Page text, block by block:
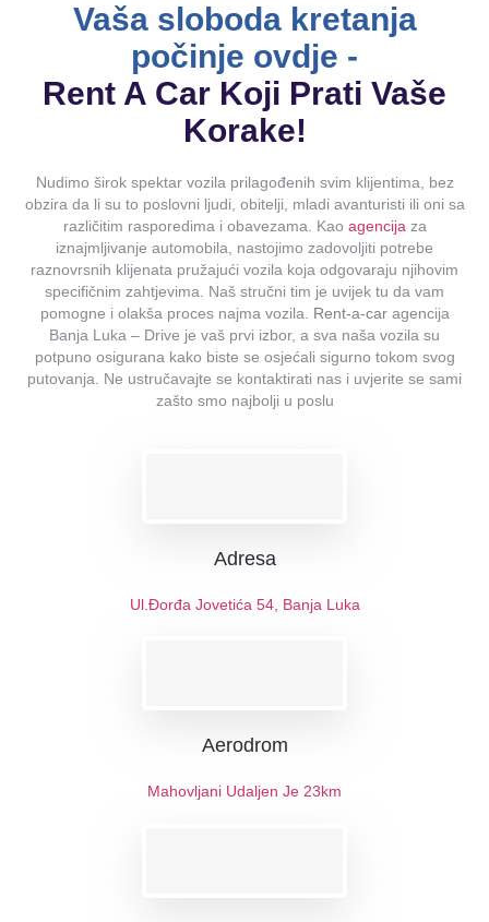
Vaša sloboda kretanja
počinje ovdje -
Rent A Car Koji Prati Vaše
Korake!
Nudimo širok spektar vozila prilagođenih svim klijentima, bez
obzira da li su to poslovni ljudi, obitelji, mladi avanturisti ili oni sa
različitim rasporedima i obavezama. Kao agencijaza
iznajmljivanje automobila, nastojimo zadovoljiti potrebe
raznovrsnih klijenata pružajući vozila koja odgovaraju njihovim
specifičnim zahtjevima. Naš stručni tim je uvijek tu da vam
pomogne i olakša proces najma vozila. Rent-a-caragencija
Banja Luka – Drive je vaš prvi izbor, a sva naša vozila su
potpuno osigurana kako biste se osjećali sigurno tokom svog
putovanja. Ne ustručavajte se kontaktirati nas i uvjerite se sami
zašto smo najbolji u poslu
Adresa
Ul.Đorđa Jovetića 54, Banja Luka
Aerodrom
Mahovljani Udaljen Je 23km